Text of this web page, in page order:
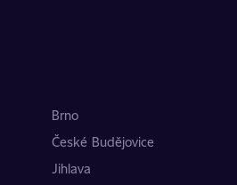
Brno
České Budějovice
Jihlava